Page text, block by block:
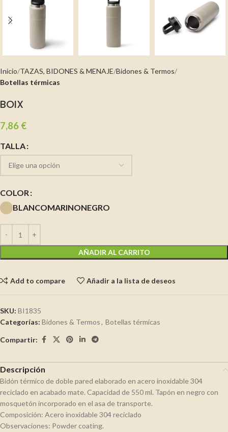
Inicio TAZAS, BIDONES & MENAJE Bidones & Termos
Botellas térmicas
BOIX
7,86 €
TALLA
COLOR
BLANCOMARINONEGRO
AÑADIR AL CARRITO
Add to compare Añadir a la lista de deseos
SKU: BI1835
Categorías: Bidones & Termos, Botellas térmicas
Compartir:
Descripción
Bidón térmico de doble pared elaborado en acero inoxidable 304
reciclado en acabado mate. Capacidad de 550 ml. Tapón en negro con
mosquetón incorporado en el asa de transporte.
Composición: Acero inoxidable 304 reciclado
Observaciones: Powder coating.